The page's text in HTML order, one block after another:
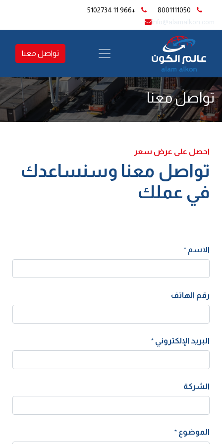
8001111050
+966 11 5102734
تواصل معنا
تواصل معنا
احصل على عرض سعر
تواصل معنا وسنساعدك
في عملك
الاسم *
رقم الهاتف
البريد الإلكتروني *
الشركة
الموضوع *